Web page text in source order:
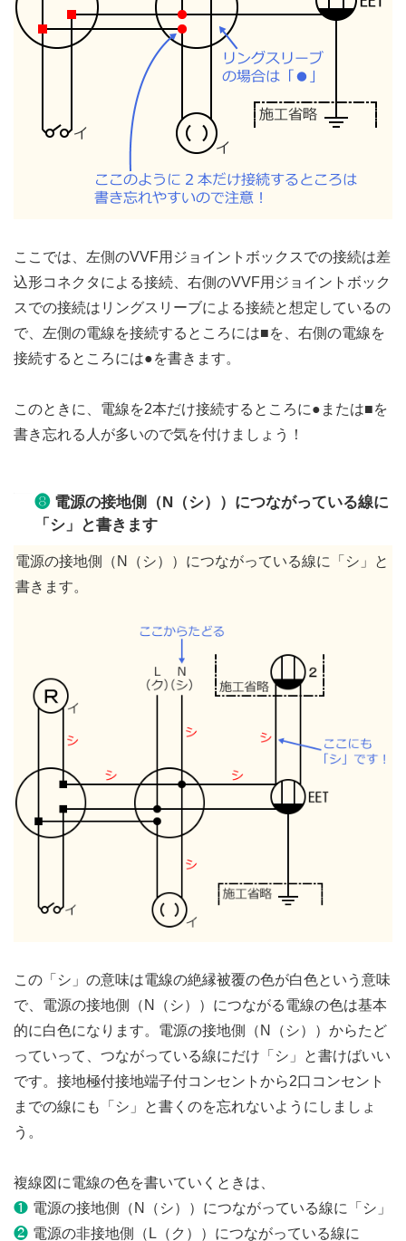
ここでは、左側のVVF用ジョイントボックスでの接続は差
込形コネクタによる接続、右側のVVF用ジョイントボック
スでの接続はリングスリーブによる接続と想定しているの
で、左側の電線を接続するところには■を、右側の電線を
接続するところには●を書きます。
このときに、電線を2本だけ接続するところに●または■を
書き忘れる人が多いので気を付けましょう！
❽ 電源の接地側（N（シ））につながっている線に
「シ」と書きます
電源の接地側（N（シ））につながっている線に「シ」と
書きます。
この「シ」の意味は電線の絶縁被覆の色が白色という意味
で、電源の接地側（N（シ））につながる電線の色は基本
的に白色になります。電源の接地側（N（シ））からたど
っていって、つながっている線にだけ「シ」と書けばいい
です。接地極付接地端子付コンセントから2口コンセント
までの線にも「シ」と書くのを忘れないようにしましょ
う。
複線図に電線の色を書いていくときは、
❶ 電源の接地側（N（シ））につながっている線に「シ」
❷ 電源の非接地側（L（ク））につながっている線に